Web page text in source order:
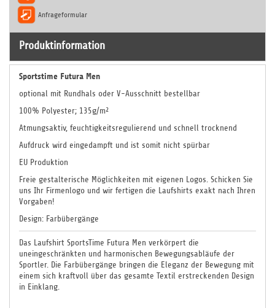
Anfrageformular
Produktinformation
Sportstime Futura Men
optional mit Rundhals oder V-Ausschnitt bestellbar
100% Polyester; 135g/m²
Atmungsaktiv, feuchtigkeitsregulierend und schnell trocknend
Aufdruck wird eingedampft und ist somit nicht spürbar
EU Produktion
Freie gestalterische Möglichkeiten mit eigenen Logos. Schicken Sie
uns Ihr Firmenlogo und wir fertigen die Laufshirts exakt nach Ihren
Vorgaben!
Design: Farbübergänge
Das Laufshirt SportsTime Futura Men verkörpert die
uneingeschränkten und harmonischen Bewegungsabläufe der
Sportler. Die Farbübergänge bringen die Eleganz der Bewegung mit
einem sich kraftvoll über das gesamte Textil erstreckenden Design
in Einklang.